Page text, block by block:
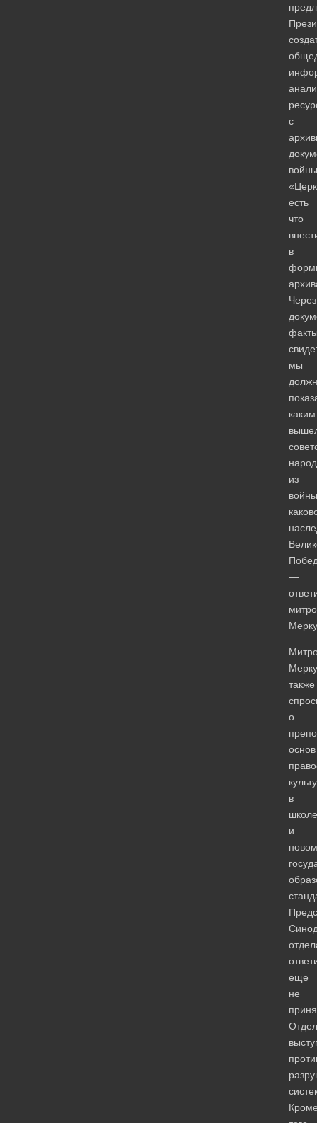
с
есть
что
в
Через
мы
каким
народ
из
—
также
о
основ
в
школе
и
еще
не
Отдел